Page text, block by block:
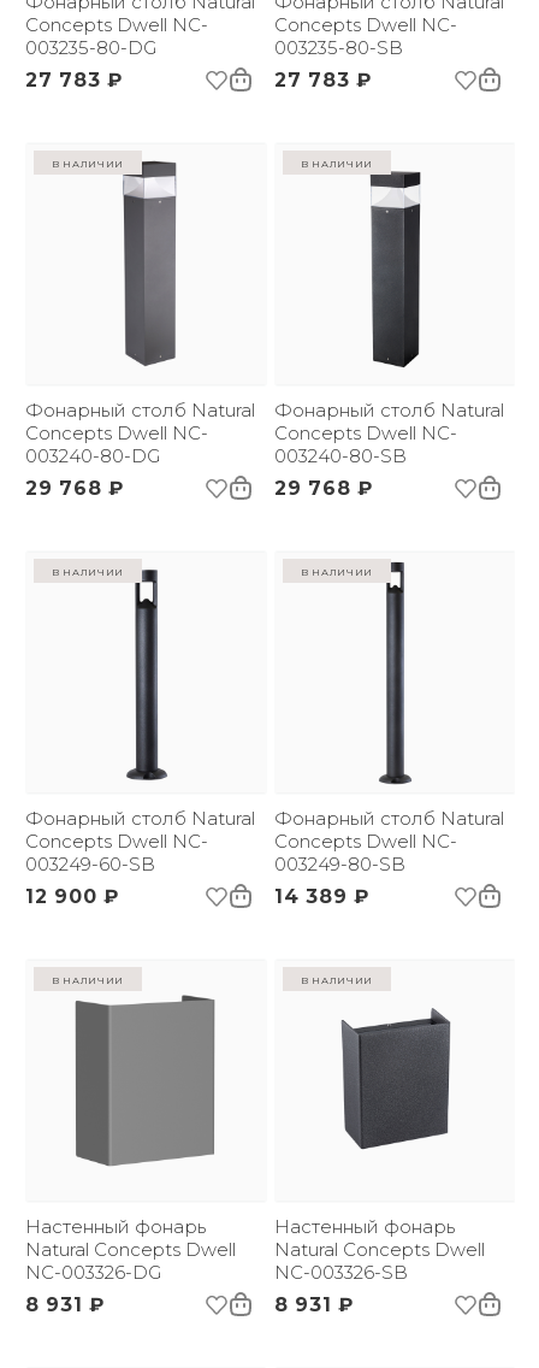
Concepts Dwell NC-
003235-80-DG
27 783 ₽
Concepts Dwell NC-
003235-80-SB
27 783 ₽
в наличии
Фонарный столб Natural
Concepts Dwell NC-
003240-80-DG
29 768 ₽
в наличии
Фонарный столб Natural
Concepts Dwell NC-
003240-80-SB
29 768 ₽
в наличии
Фонарный столб Natural
Concepts Dwell NC-
003249-60-SB
12 900 ₽
в наличии
Фонарный столб Natural
Concepts Dwell NC-
003249-80-SB
14 389 ₽
в наличии
Настенный фонарь
Natural Concepts Dwell
NC-003326-DG
8 931 ₽
в наличии
Настенный фонарь
Natural Concepts Dwell
NC-003326-SB
8 931 ₽